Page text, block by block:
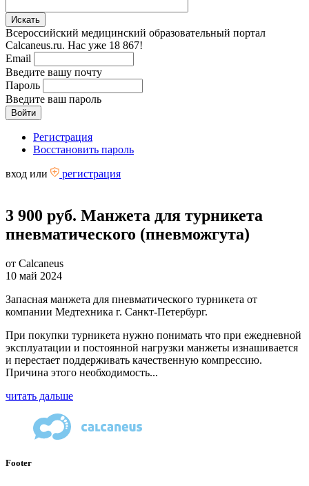
Всероссийский медицинский образовательный портал
Calcaneus.ru. Нас уже 18 867!
Email
Введите вашу почту
Пароль
Введите ваш пароль
Регистрация
Восстановить пароль
вход или регистрация
3 900 руб. Манжета для турникета
пневматического (пневможгута)
от Calcaneus
10 май 2024
Запасная манжета для пневматического турникета от
компании Медтехника г. Санкт-Петербург.
При покупки турникета нужно понимать что при ежедневной
эксплуатации и постоянной нагрузки манжеты изнашивается
и перестает поддерживать качественную компрессию.
Причина этого необходимость...
читать дальше
Footer